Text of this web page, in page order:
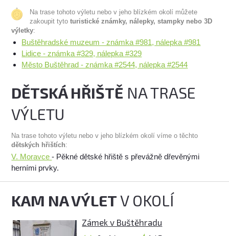
Na trase tohoto výletu nebo v jeho blízkém okolí můžete
zakoupit tytoturistické známky, nálepky, stampky nebo 3D
výletky:
Buštěhradské muzeum - známka #981, nálepka #981
Lidice - známka #329, nálepka #329
Město Buštěhrad - známka #2544, nálepka #2544
DĚTSKÁ HŘIŠTĚ NA TRASE
VÝLETU
Na trase tohoto výletu nebo v jeho blízkém okolí víme o těchto
dětských hřištích:
V. Moravce- Pěkné dětské hřiště s převážně dřevěnými
herními prvky.
KAM NA VÝLETV OKOLÍ
Zámek v Buštěhradu